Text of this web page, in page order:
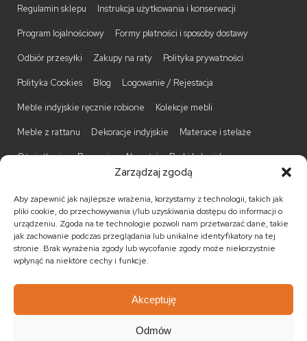
Zarządzaj zgodą
Aby zapewnić jak najlepsze wrażenia, korzystamy z technologii, takich jak
pliki cookie, do przechowywania i/lub uzyskiwania dostępu do informacji o
urządzeniu. Zgoda na te technologie pozwoli nam przetwarzać dane, takie
jak zachowanie podczas przeglądania lub unikalne identyfikatory na tej
stronie. Brak wyrażenia zgody lub wycofanie zgody może niekorzystnie
wpłynąć na niektóre cechy i funkcje.
Akceptuję
Odmów
Regulamin sklepu Instrukcja użytkowania i konserwacji
Program lojalnościowy Formy płatności i sposoby dostawy
Odbiór przesyłki Zakupy na raty Polityka prywatności
Polityka Cookies Blog Logowanie / Rejestacja
Meble indyjskie ręcznie robione Kolekcje mebli
Meble z rattanu Dekoracje indyjskie Materace i stelaże
Oświetlenie Promocje Nowości Barki kolonialne
Komody kolonialne Krzesła kolonialne
Kufry indyjskie Ławki kolonialne Łóżka kolonialne
Parawany kolonialne Półki kolonialne Regały kolonialne
Stojaki na CD Stoliki kawowe Stoliki nocne
MEBLE ŚWIATA